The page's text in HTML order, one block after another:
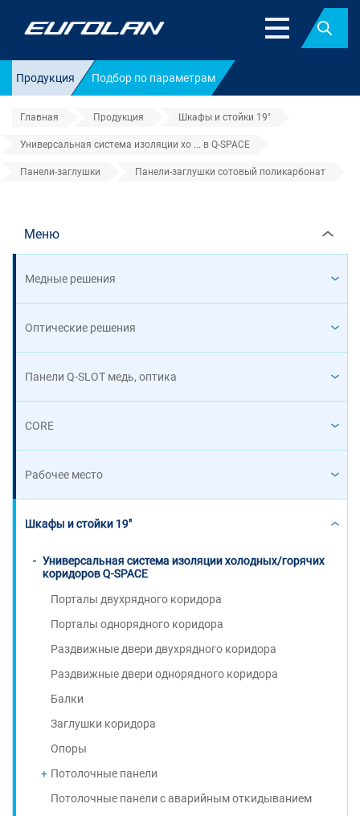
Найти
Продукция Подбор по параметрам
Главная Продукция Шкафы и стойки 19"
Универсальная система изоляции хо ... в Q-SPACE
Панели-заглушки Панели-заглушки сотовый поликарбонат
Панели-заглушки сотовый
Меню
Медные решения
Оптические решения
Панели Q-SLOT медь, оптика
CORE
Рабочее место
Шкафы и стойки 19"
Универсальная система изоляции холодных/горячих
коридоров Q-SPACE
Порталы двухрядного коридора
Порталы однорядного коридора
Раздвижные двери двухрядного коридора
Раздвижные двери однорядного коридора
Балки
Заглушки коридора
Опоры
Потолочные панели
Потолочные панели с аварийным откидыванием